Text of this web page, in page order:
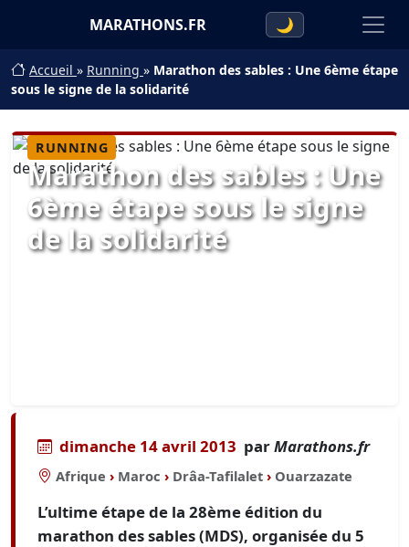
MARATHONS.FR 🌙
Accueil » Running » Marathon des sables : Une 6ème étape
sous le signe de la solidarité
RUNNING
Marathon des sables : Une
6ème étape sous le signe
de la solidarité
dimanche 14 avril 2013 parMarathons.fr
Afrique › Maroc › Drâa-Tafilalet › Ouarzazate
L’ultime étape de la 28ème édition du
marathon des sables (MDS), organisée du 5